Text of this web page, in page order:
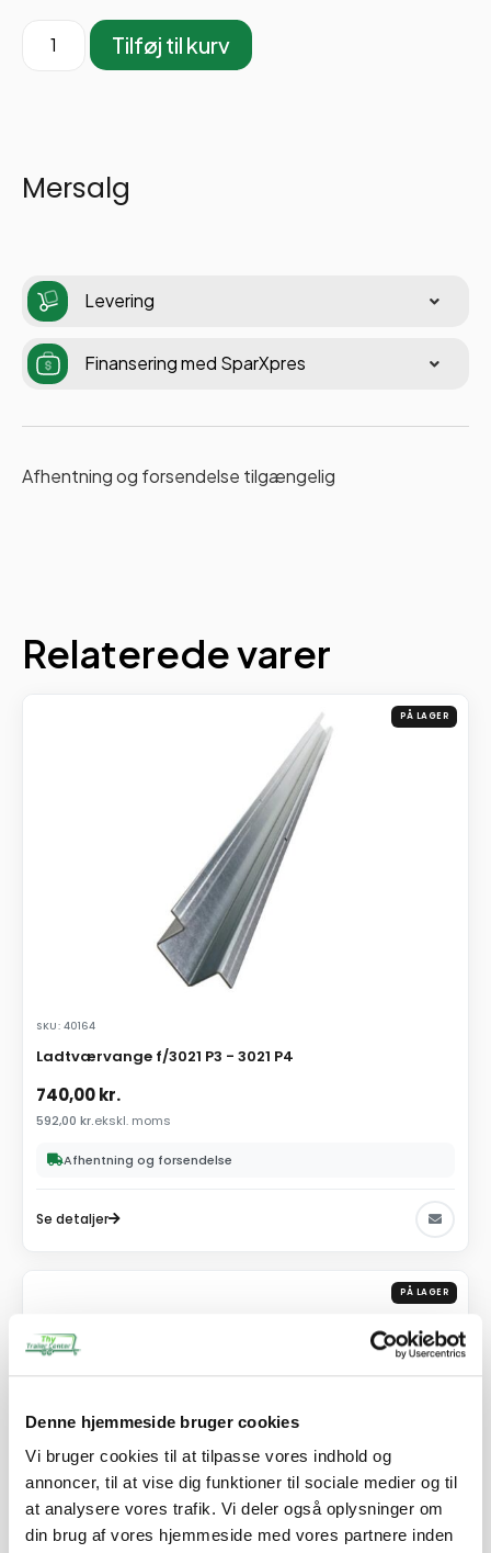
Denne hjemmeside bruger cookies
Vi bruger cookies til at tilpasse vores indhold og
annoncer, til at vise dig funktioner til sociale medier og til
at analysere vores trafik. Vi deler også oplysninger om
din brug af vores hjemmeside med vores partnere inden
Tilføj til kurv
Mersalg
Levering
Finansering med SparXpres
Afhentning og forsendelse tilgængelig
Relaterede varer
PÅ LAGER
SKU: 40164
Ladtværvange f/3021 P3 - 3021 P4
740,00kr.
592,00 kr.ekskl. moms
Afhentning og forsendelse
Se detaljer
PÅ LAGER